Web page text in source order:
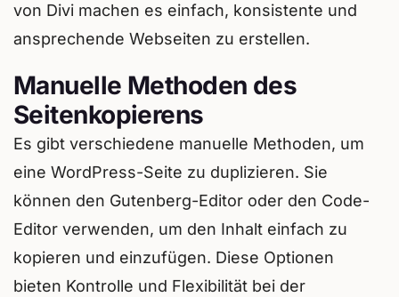
von Divi machen es einfach, konsistente und
ansprechende Webseiten zu erstellen.
Manuelle Methoden des
Seitenkopierens
Es gibt verschiedene manuelle Methoden, um
eine WordPress-Seite zu duplizieren. Sie
können den Gutenberg-Editor oder den Code-
Editor verwenden, um den Inhalt einfach zu
kopieren und einzufügen. Diese Optionen
bieten Kontrolle und Flexibilität bei der